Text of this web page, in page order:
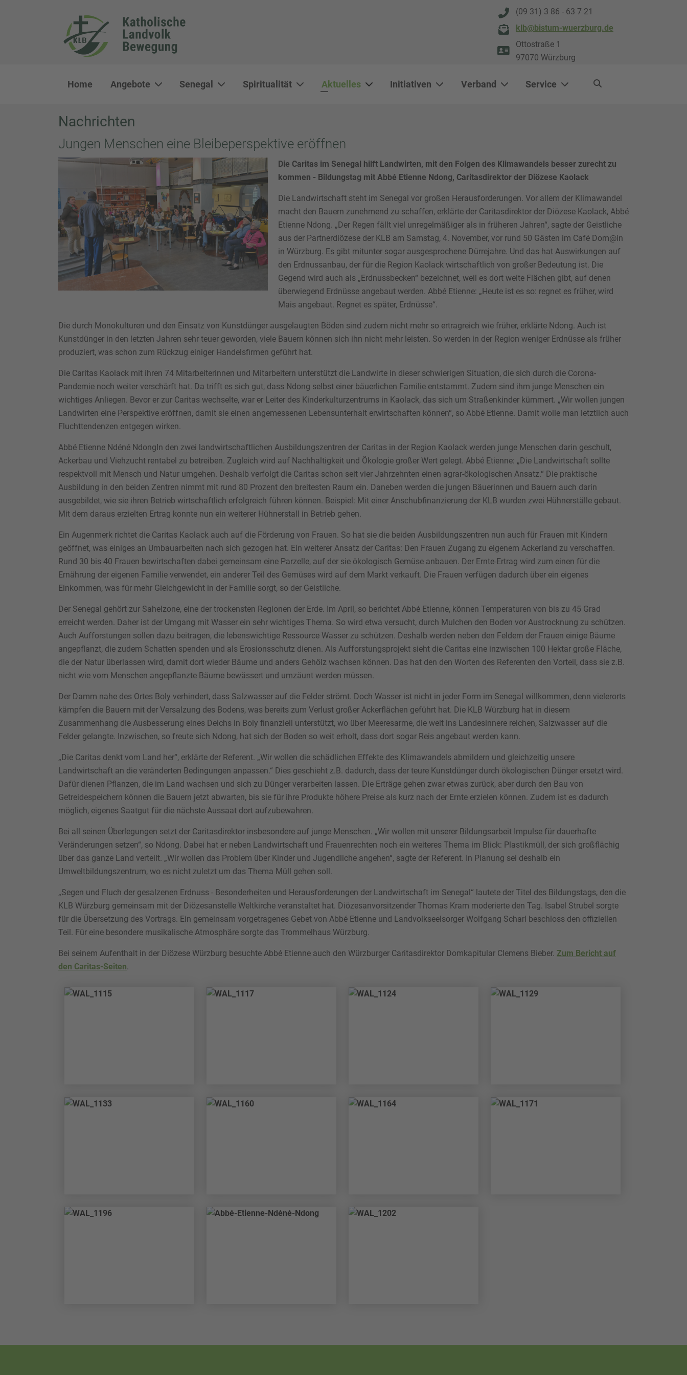
(09 31) 3 86 - 63 7 21
klb@bistum-wuerzburg.de
Ottostraße 1
97070 Würzburg
Home Angebote Senegal Spiritualität Aktuelles Initiativen Verband Service
Nachrichten
Jungen Menschen eine Bleibeperspektive eröffnen
Die Caritas im Senegal hilft Landwirten, mit den Folgen des Klimawandels besser zurecht zu
kommen - Bildungstag mit Abbé Etienne Ndong, Caritasdirektor der Diözese Kaolack
Die Landwirtschaft steht im Senegal vor großen Herausforderungen. Vor allem der Klimawandel
macht den Bauern zunehmend zu schaffen, erklärte der Caritasdirektor der Diözese Kaolack, Abbé
Etienne Ndong. „Der Regen fällt viel unregelmäßiger als in früheren Jahren“, sagte der Geistliche
aus der Partnerdiözese der KLB am Samstag, 4. November, vor rund 50 Gästen im Café Dom@in
in Würzburg. Es gibt mitunter sogar ausgesprochene Dürrejahre. Und das hat Auswirkungen auf
den Erdnussanbau, der für die Region Kaolack wirtschaftlich von großer Bedeutung ist. Die
Gegend wird auch als „Erdnussbecken“ bezeichnet, weil es dort weite Flächen gibt, auf denen
überwiegend Erdnüsse angebaut werden. Abbé Etienne: „Heute ist es so: regnet es früher, wird
Mais angebaut. Regnet es später, Erdnüsse“.
Die durch Monokulturen und den Einsatz von Kunstdünger ausgelaugten Böden sind zudem nicht mehr so ertragreich wie früher, erklärte Ndong. Auch ist
Kunstdünger in den letzten Jahren sehr teuer geworden, viele Bauern können sich ihn nicht mehr leisten. So werden in der Region weniger Erdnüsse als früher
produziert, was schon zum Rückzug einiger Handelsfirmen geführt hat.
Die Caritas Kaolack mit ihren 74 Mitarbeiterinnen und Mitarbeitern unterstützt die Landwirte in dieser schwierigen Situation, die sich durch die Corona-
Pandemie noch weiter verschärft hat. Da trifft es sich gut, dass Ndong selbst einer bäuerlichen Familie entstammt. Zudem sind ihm junge Menschen ein
wichtiges Anliegen. Bevor er zur Caritas wechselte, war er Leiter des Kinderkulturzentrums in Kaolack, das sich um Straßenkinder kümmert. „Wir wollen jungen
Landwirten eine Perspektive eröffnen, damit sie einen angemessenen Lebensunterhalt erwirtschaften können“, so Abbé Etienne. Damit wolle man letztlich auch
Fluchttendenzen entgegen wirken.
Abbé Etienne Ndéné NdongIn den zwei landwirtschaftlichen Ausbildungszentren der Caritas in der Region Kaolack werden junge Menschen darin geschult,
Ackerbau und Viehzucht rentabel zu betreiben. Zugleich wird auf Nachhaltigkeit und Ökologie großer Wert gelegt. Abbé Etienne: „Die Landwirtschaft sollte
respektvoll mit Mensch und Natur umgehen. Deshalb verfolgt die Caritas schon seit vier Jahrzehnten einen agrar-ökologischen Ansatz.“ Die praktische
Ausbildung in den beiden Zentren nimmt mit rund 80 Prozent den breitesten Raum ein. Daneben werden die jungen Bäuerinnen und Bauern auch darin
ausgebildet, wie sie ihren Betrieb wirtschaftlich erfolgreich führen können. Beispiel: Mit einer Anschubfinanzierung der KLB wurden zwei Hühnerställe gebaut.
Mit dem daraus erzielten Ertrag konnte nun ein weiterer Hühnerstall in Betrieb gehen.
Ein Augenmerk richtet die Caritas Kaolack auch auf die Förderung von Frauen. So hat sie die beiden Ausbildungszentren nun auch für Frauen mit Kindern
geöffnet, was einiges an Umbauarbeiten nach sich gezogen hat. Ein weiterer Ansatz der Caritas: Den Frauen Zugang zu eigenem Ackerland zu verschaffen.
Rund 30 bis 40 Frauen bewirtschaften dabei gemeinsam eine Parzelle, auf der sie ökologisch Gemüse anbauen. Der Ernte-Ertrag wird zum einen für die
Ernährung der eigenen Familie verwendet, ein anderer Teil des Gemüses wird auf dem Markt verkauft. Die Frauen verfügen dadurch über ein eigenes
Einkommen, was für mehr Gleichgewicht in der Familie sorgt, so der Geistliche.
Der Senegal gehört zur Sahelzone, eine der trockensten Regionen der Erde. Im April, so berichtet Abbé Etienne, können Temperaturen von bis zu 45 Grad
erreicht werden. Daher ist der Umgang mit Wasser ein sehr wichtiges Thema. So wird etwa versucht, durch Mulchen den Boden vor Austrocknung zu schützen.
Auch Aufforstungen sollen dazu beitragen, die lebenswichtige Ressource Wasser zu schützen. Deshalb werden neben den Feldern der Frauen einige Bäume
angepflanzt, die zudem Schatten spenden und als Erosionsschutz dienen. Als Aufforstungsprojekt sieht die Caritas eine inzwischen 100 Hektar große Fläche,
die der Natur überlassen wird, damit dort wieder Bäume und anders Gehölz wachsen können. Das hat den den Worten des Referenten den Vorteil, dass sie z.B.
nicht wie vom Menschen angepflanzte Bäume bewässert und umzäunt werden müssen.
Der Damm nahe des Ortes Boly verhindert, dass Salzwasser auf die Felder strömt. Doch Wasser ist nicht in jeder Form im Senegal willkommen, denn vielerorts
kämpfen die Bauern mit der Versalzung des Bodens, was bereits zum Verlust großer Ackerflächen geführt hat. Die KLB Würzburg hat in diesem
Zusammenhang die Ausbesserung eines Deichs in Boly finanziell unterstützt, wo über Meeresarme, die weit ins Landesinnere reichen, Salzwasser auf die
Felder gelangte. Inzwischen, so freute sich Ndong, hat sich der Boden so weit erholt, dass dort sogar Reis angebaut werden kann.
„Die Caritas denkt vom Land her“, erklärte der Referent. „Wir wollen die schädlichen Effekte des Klimawandels abmildern und gleichzeitig unsere
Landwirtschaft an die veränderten Bedingungen anpassen.“ Dies geschieht z.B. dadurch, dass der teure Kunstdünger durch ökologischen Dünger ersetzt wird.
Dafür dienen Pflanzen, die im Land wachsen und sich zu Dünger verarbeiten lassen. Die Erträge gehen zwar etwas zurück, aber durch den Bau von
Getreidespeichern können die Bauern jetzt abwarten, bis sie für ihre Produkte höhere Preise als kurz nach der Ernte erzielen können. Zudem ist es dadurch
möglich, eigenes Saatgut für die nächste Aussaat dort aufzubewahren.
Bei all seinen Überlegungen setzt der Caritasdirektor insbesondere auf junge Menschen. „Wir wollen mit unserer Bildungsarbeit Impulse für dauerhafte
Veränderungen setzen“, so Ndong. Dabei hat er neben Landwirtschaft und Frauenrechten noch ein weiteres Thema im Blick: Plastikmüll, der sich großflächig
über das ganze Land verteilt. „Wir wollen das Problem über Kinder und Jugendliche angehen“, sagte der Referent. In Planung sei deshalb ein
Umweltbildungszentrum, wo es nicht zuletzt um das Thema Müll gehen soll.
„Segen und Fluch der gesalzenen Erdnuss - Besonderheiten und Herausforderungen der Landwirtschaft im Senegal“ lautete der Titel des Bildungstags, den die
KLB Würzburg gemeinsam mit der Diözesanstelle Weltkirche veranstaltet hat. Diözesanvorsitzender Thomas Kram moderierte den Tag. Isabel Strubel sorgte
für die Übersetzung des Vortrags. Ein gemeinsam vorgetragenes Gebet von Abbé Etienne und Landvolkseelsorger Wolfgang Scharl beschloss den offiziellen
Teil. Für eine besondere musikalische Atmosphäre sorgte das Trommelhaus Würzburg.
Bei seinem Aufenthalt in der Diözese Würzburg besuchte Abbé Etienne auch den Würzburger Caritasdirektor Domkapitular Clemens Bieber. Zum Bericht auf
den Caritas-Seiten.